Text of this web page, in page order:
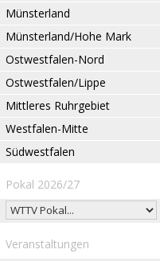
Münsterland
Münsterland/Hohe Mark
Ostwestfalen-Nord
Ostwestfalen/Lippe
Mittleres Ruhrgebiet
Westfalen-Mitte
Südwestfalen
Pokal 2026/27
Veranstaltungen